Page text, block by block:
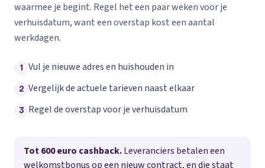
waarmee je begint. Regel het een paar weken voor je
verhuisdatum, want een overstap kost een aantal
werkdagen.
1 Vul je nieuwe adres en huishouden in
2 Vergelijk de actuele tarieven naast elkaar
3 Regel de overstap voor je verhuisdatum
Tot 600 euro cashback.Leveranciers betalen een
welkomstbonus op een nieuw contract, en die staat